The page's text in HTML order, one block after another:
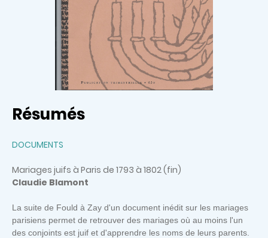
Résumés
DOCUMENTS
Mariages juifs à Paris de 1793 à 1802 (fin)
Claudie Blamont
La suite de Fould à Zay d'un document inédit sur les mariages
parisiens permet de retrouver des mariages où au moins l'un
des conjoints est juif et d'apprendre les noms de leurs parents